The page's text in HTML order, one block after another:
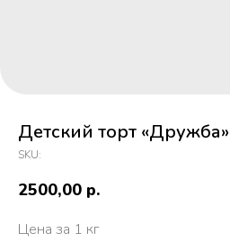
Детский торт «Дружба»
SKU:
2500,00 р.
Цена за 1 кг